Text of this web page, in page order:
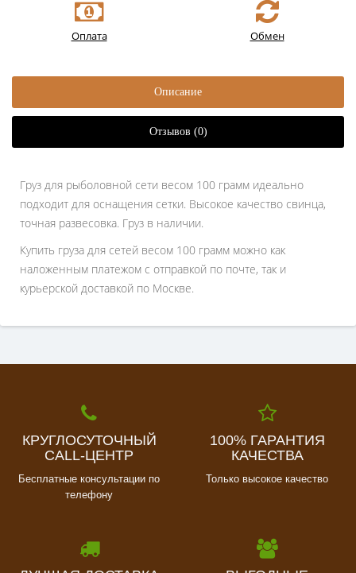
Оплата Обмен
Описание
Отзывов (0)
Груз для рыболовной сети весом 100 грамм идеально
подходит для оснащения сетки. Высокое качество свинца,
точная развесовка. Груз в наличии.
Купить груза для сетей весом 100 грамм можно как
наложенным платежом с отправкой по почте, так и
курьерской доставкой по Москве.
КРУГЛОСУТОЧНЫЙ
CALL-ЦЕНТР
Бесплатные консультации по
телефону
100% ГАРАНТИЯ
КАЧЕСТВА
Только высокое качество